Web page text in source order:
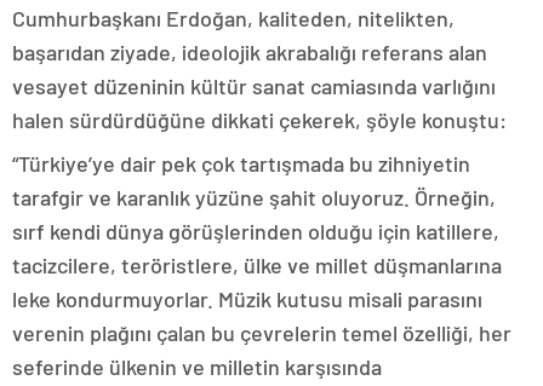
Cumhurbaşkanı Erdoğan, kaliteden, nitelikten,
başarıdan ziyade, ideolojik akrabalığı referans alan
vesayet düzeninin kültür sanat camiasında varlığını
halen sürdürdüğüne dikkati çekerek, şöyle konuştu:
“Türkiye’ye dair pek çok tartışmada bu zihniyetin
tarafgir ve karanlık yüzüne şahit oluyoruz. Örneğin,
sırf kendi dünya görüşlerinden olduğu için katillere,
tacizcilere, teröristlere, ülke ve millet düşmanlarına
leke kondurmuyorlar. Müzik kutusu misali parasını
verenin plağını çalan bu çevrelerin temel özelliği, her
seferinde ülkenin ve milletin karşısında